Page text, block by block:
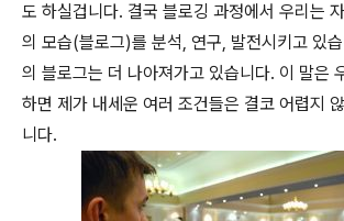
도 하실겁니다. 결국 블로깅 과정에서 우리는
의 모습(블로그)를 분석, 연구, 발전시키고 있
의 블로그는 더 나아져가고 있습니다. 이 말은
하면 제가 내세운 여러 조건들은 결코 어렵지
니다.